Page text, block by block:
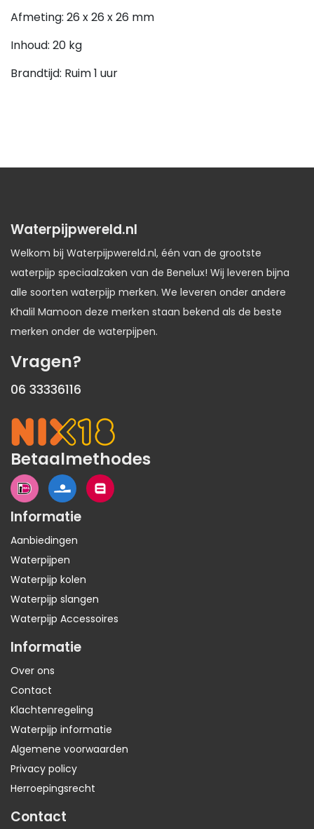
Afmeting: 26 x 26 x 26 mm
Inhoud: 20 kg
Brandtijd: Ruim 1 uur
Waterpijpwereld.nl
Welkom bij Waterpijpwereld.nl, één van de grootste
waterpijp speciaalzaken van de Benelux! Wij leveren bijna
alle soorten waterpijp merken. We leveren onder andere
Khalil Mamoon deze merken staan bekend als de beste
merken onder de waterpijpen.
Vragen?
06 33336116
Betaalmethodes
Informatie
Aanbiedingen
Waterpijpen
Waterpijp kolen
Waterpijp slangen
Waterpijp Accessoires
Informatie
Over ons
Contact
Klachtenregeling
Waterpijp informatie
Algemene voorwaarden
Privacy policy
Herroepingsrecht
Contact